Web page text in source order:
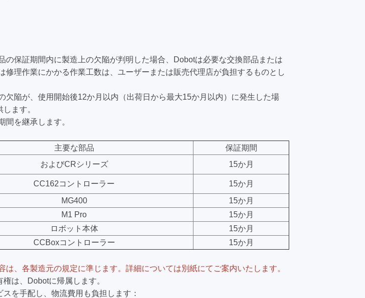
保証期間内に製造上の欠陥が判明した場合、Dobotは必要な交換部品または
理作業にかかる作業工数は、ユーザーまたは販売代理店が負担するものとし
陥が、使用開始後12か月以内（出荷日から最大15か月以内）に発生した場
ます。
を継承します。
主要な部品
保証期間
およびCRシリーズ 15か月
CC162コントローラー
15か月
MG400
15か月
M1 Pro 15か月
ロボット本体
15か月
CCBoxコントローラー
15か月
、各製造元の規定に準じます。詳細については別紙にてご案内いたします。
は、Dobotに帰属します。
を手配し、物流費用も負担します：